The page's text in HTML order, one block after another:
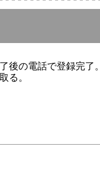
後の電話で登録完了。
る。